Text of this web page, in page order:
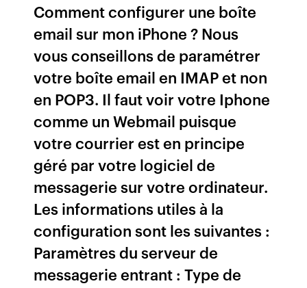
Comment configurer une boîte
email sur mon iPhone ? Nous
vous conseillons de paramétrer
votre boîte email en IMAP et non
en POP3. Il faut voir votre Iphone
comme un Webmail puisque
votre courrier est en principe
géré par votre logiciel de
messagerie sur votre ordinateur.
Les informations utiles à la
configuration sont les suivantes :
Paramètres du serveur de
messagerie entrant : Type de